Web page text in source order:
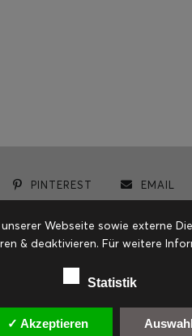
PINTEREST EMAIL
Webseite sowie externe
& deaktivieren. Für weitere
Statistik
✓ Akzeptieren